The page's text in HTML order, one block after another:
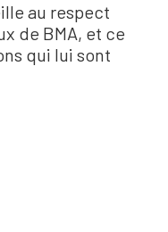
au respect
de BMA, et ce
qui lui sont